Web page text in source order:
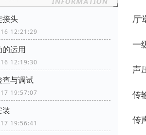
接头
12:21:29
运用
12:19:30
查与调试
19:57:07
装
19:56:41
厅
一
声
传
传